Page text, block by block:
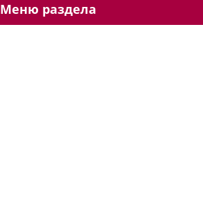
Меню раздела